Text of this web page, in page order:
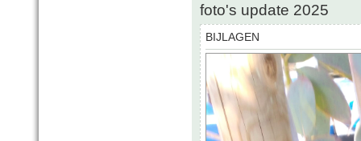
foto's update 2025
BIJLAGEN